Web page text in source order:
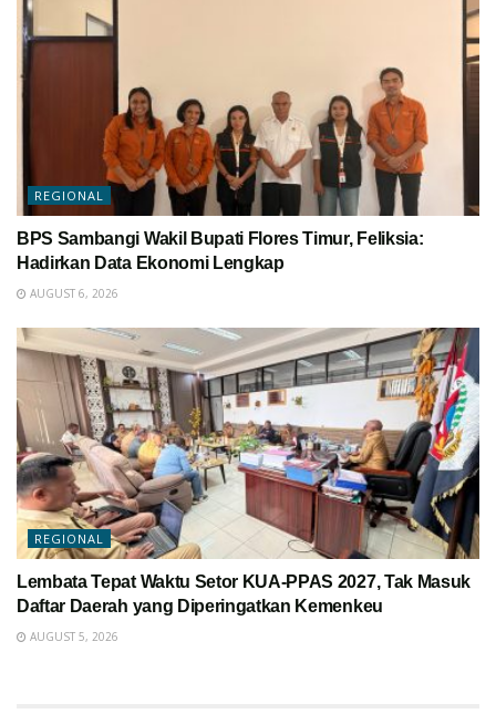
REGIONAL
BPS Sambangi Wakil Bupati Flores Timur, Feliksia:
Hadirkan Data Ekonomi Lengkap
AUGUST 6, 2026
REGIONAL
Lembata Tepat Waktu Setor KUA-PPAS 2027, Tak Masuk
Daftar Daerah yang Diperingatkan Kemenkeu
AUGUST 5, 2026